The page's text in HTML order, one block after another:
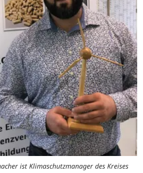
ist Klimaschutzmanager des Kreises